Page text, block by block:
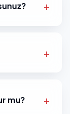
mu?